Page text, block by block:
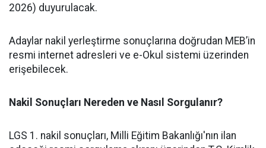
2026) duyurulacak.
​Adaylar nakil yerleştirme sonuçlarına doğrudan MEB’in
resmi internet adresleri ve e-Okul sistemi üzerinden
erişebilecek.
Nakil Sonuçları Nereden ve Nasıl Sorgulanır?
​LGS 1. nakil sonuçları, Milli Eğitim Bakanlığı'nın ilan